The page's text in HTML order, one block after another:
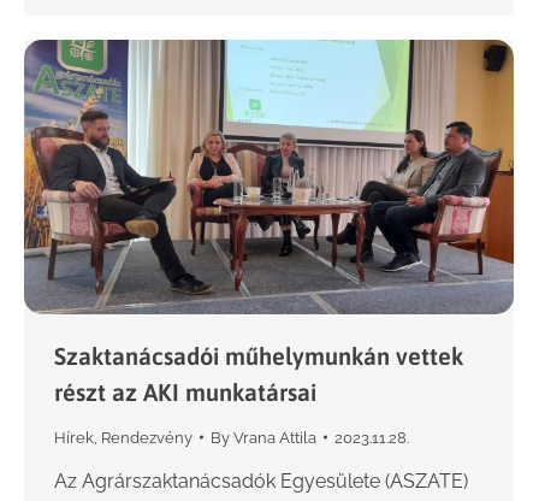
Szaktanácsadói műhelymunkán vettek
részt az AKI munkatársai
Hírek Rendezvény By Vrana Attila 2023.11.28.
Az Agrárszaktanácsadók Egyesülete (ASZATE)